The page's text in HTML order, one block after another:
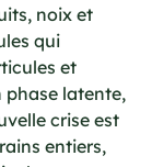
noix et
qui
et
phase latente,
crise est
entiers,